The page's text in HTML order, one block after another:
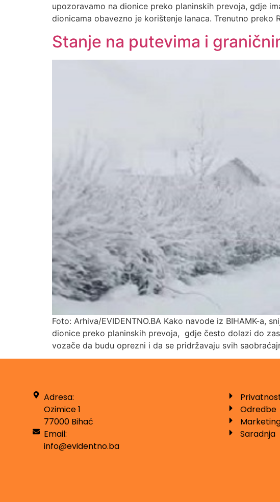
upozoravamo na dionice preko planinskih prevoja, gdje
dionicama obavezno je korištenje lanaca. Trenutno
Stanje na putevima i
Foto: Arhiva/EVIDENTNO.BA Kako navode iz BIHAMK-a,
dionice preko planinskih prevoja, gdje često dolazi do
vozače da budu oprezni i da se pridržavaju svih
Adresa:
Ozimice 1
77000 Bihać
Email:
info@evidentno.ba
Odredbe
Saradnja